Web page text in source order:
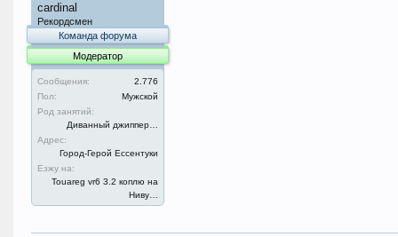
cardinal
Рекордсмен
Команда форума
Модератор
Сообщения:
2.776
Пол:
Мужской
Род занятий:
Диванный джиппер…
Адрес:
Город-Герой Ессентуки
Езжу на:
Touareg vr6 3.2 коплю на
Ниву…